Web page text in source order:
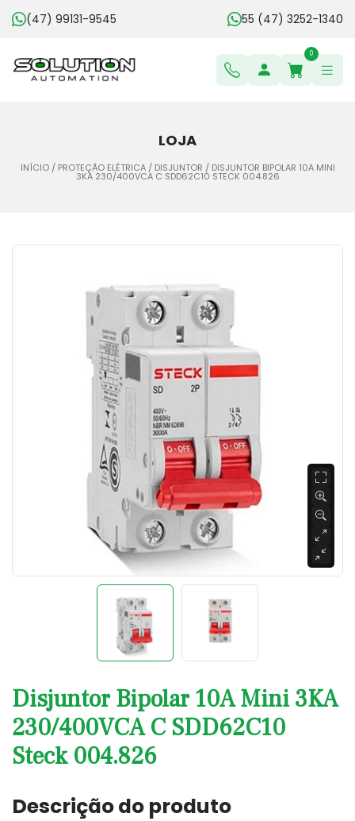
(47) 99131-9545 55 (47) 3252-1340
0
LOJA
INÍCIO/ PROTEÇÃO ELÉTRICA/ DISJUNTOR / DISJUNTOR BIPOLAR 10A MINI
3KA 230/400VCA C SDD62C10 STECK 004.826
Disjuntor Bipolar 10A Mini 3KA
230/400VCA C SDD62C10
Steck 004.826
Descrição do produto